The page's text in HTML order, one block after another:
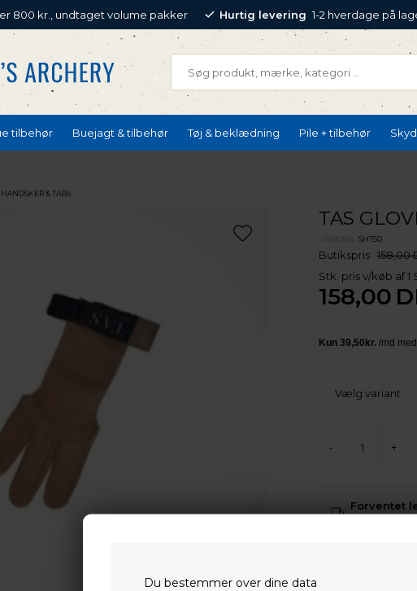
Du bestemmer over dine data
800 kr., undtaget volume pakker Hurtig levering 1-2 hverdage på
tilbehør Buejagt & tilbehør Tøj & beklædning Pile + tilbehør
HANDSKER & TABS
TAS
SHT50
Butikspris 158,00
Stk. pris v/køb af 1
158,00
- +
Forventet
normalt 5-